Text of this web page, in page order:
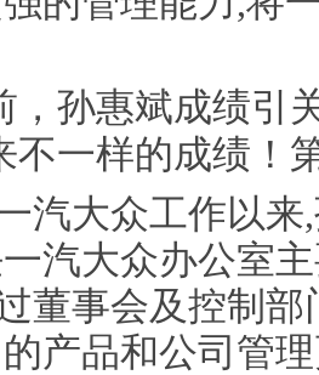
汽大众工作以
汽大众办公室
董事会及控制
产品和公司管